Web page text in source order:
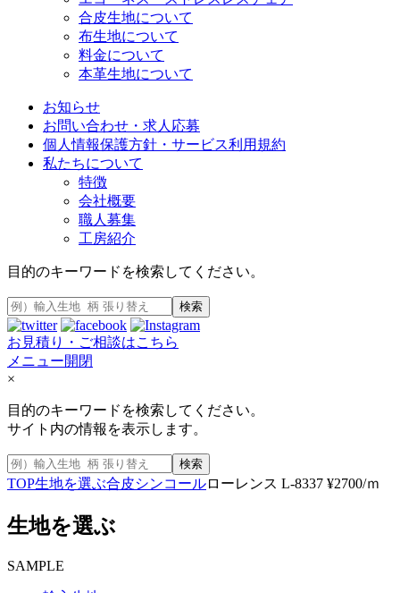
合皮生地について
布生地について
料金について
本革生地について
お知らせ
お問い合わせ・求人応募
個人情報保護方針・サービス利用規約
私たちについて
特徴
会社概要
職人募集
工房紹介
目的のキーワードを検索してください。
検索
お見積り・ご相談はこちら
メニュー開閉
×
目的のキーワードを検索してください。
サイト内の情報を表示します。
検索
TOP生地を選ぶ合皮シンコールローレンス L-8337 ¥2700/ｍ
生地を選ぶ
SAMPLE